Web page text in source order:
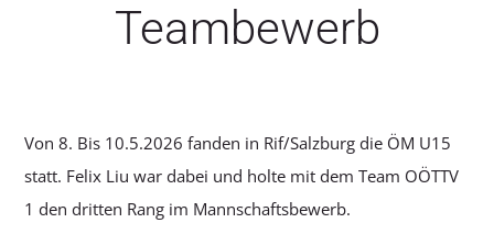
Teambewerb
Von 8. Bis 10.5.2026 fanden in Rif/Salzburg die ÖM U15
statt. Felix Liu war dabei und holte mit dem Team OÖTTV
1 den dritten Rang im Mannschaftsbewerb.